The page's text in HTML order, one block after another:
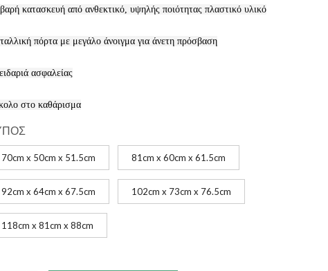
€290.00
κατασκευή από ανθεκτικό, υψηλής ποιότητας πλαστικό υλικό
πόρτα με μεγάλο άνοιγμα για άνετη πρόσβαση
ασφαλείας
στο καθάρισμα
70cm x 50cm x 51.5cm 81cm x 60cm x 61.5cm
92cm x 64cm x 67.5cm 102cm x 73cm x 76.5cm
118cm x 81cm x 88cm